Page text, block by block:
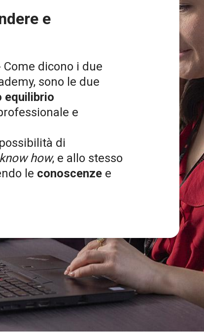
e
dicono i due
sono le due
equilibrio
e
di
know how, e allo stesso
le conoscenze e